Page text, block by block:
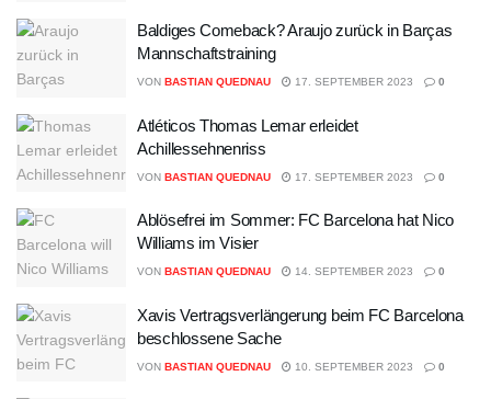
Baldiges Comeback? Araujo zurück in Barças
Mannschaftstraining
VON BASTIAN QUEDNAU 17. SEPTEMBER 2023 0
Atléticos Thomas Lemar erleidet
Achillessehnenriss
VON BASTIAN QUEDNAU 17. SEPTEMBER 2023 0
Ablösefrei im Sommer: FC Barcelona hat Nico
Williams im Visier
VON BASTIAN QUEDNAU 14. SEPTEMBER 2023 0
Xavis Vertragsverlängerung beim FC Barcelona
beschlossene Sache
VON BASTIAN QUEDNAU 10. SEPTEMBER 2023 0